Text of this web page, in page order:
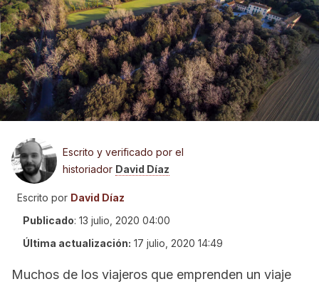
Escrito y verificado por el
historiador David Díaz
Escrito por David Díaz
Publicado: 13 julio, 2020 04:00
Última actualización: 17 julio, 2020 14:49
Muchos de los viajeros que emprenden un viaje